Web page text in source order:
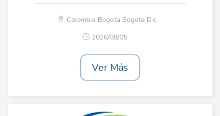
Colombia Bogota Bogota D.c.
2026/08/05
Ver Más